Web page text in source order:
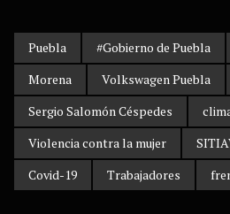
Puebla #Gobierno de Puebla
Morena
Volkswagen Puebla
Sergio Salomón Céspedes
Violencia contra la mujer
Covid-19
Trabajadores